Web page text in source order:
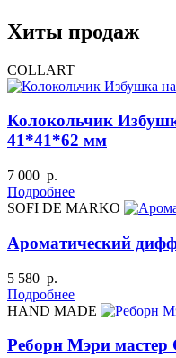
Хиты продаж
COLLART
Колокольчик
41*41*62 мм
7 000 р.
Подробнее
SOFI DE MARKO
Ароматический
5 580 р.
Подробнее
HAND MADE
Реборн Мэри